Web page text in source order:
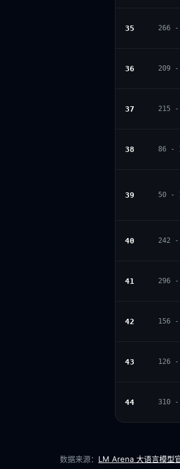
35 266 -
36 209 -
37 215 -
38 86 -
39 50 -
40 242 -
41 296 -
42 156 -
43 126 -
44 310 -
数据来源： LM Arena 大语言模型